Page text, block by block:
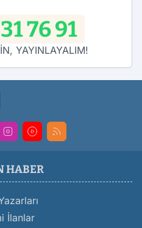
76 91
YAYINLAYALIM!
HABER
İlanlar